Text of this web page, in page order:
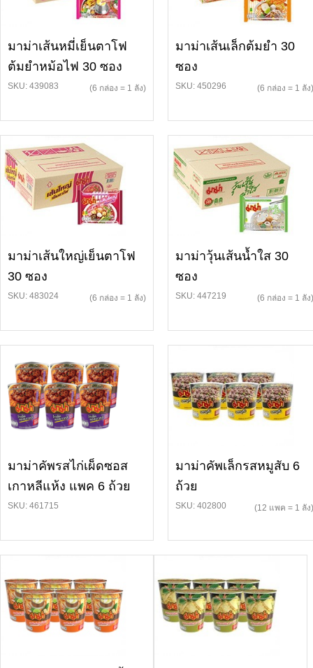
มาม่าเส้นหมี่เย็นตาโฟ
ต้มยำหม้อไฟ 30 ซอง
SKU: 439083 (6 กล่อง = 1 ลัง)
มาม่าเส้นเล็กต้มยำ 30
ซอง
SKU: 450296 (6 กล่อง = 1 ลัง)
มาม่าเส้นใหญ่เย็นตาโฟ
30 ซอง
SKU: 483024 (6 กล่อง = 1 ลัง)
มาม่าวุ้นเส้นน้ำใส 30
ซอง
SKU: 447219 (6 กล่อง = 1 ลัง)
มาม่าคัพรสไก่เผ็ดซอส
เกาหลีแห้ง แพค 6 ถ้วย
SKU: 461715
มาม่าคัพเล็กรสหมูสับ 6
ถ้วย
SKU: 402800 (12 แพค = 1 ลัง)